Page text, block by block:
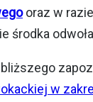
oraz w
środka
w